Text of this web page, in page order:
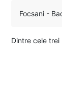
Focsani -
Dintre cele